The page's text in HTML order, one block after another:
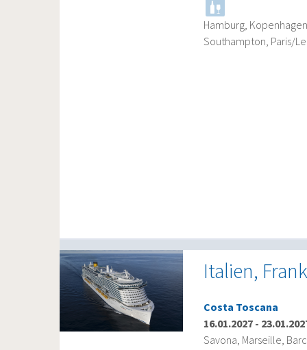
Hamburg,
Southampton, Paris/
Italien,
Costa Toscana
16.01.2027 -
Savona, Marseille,